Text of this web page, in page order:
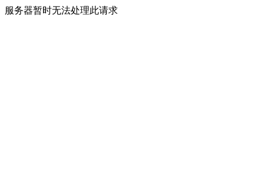
服务器暂时无法处理此请求